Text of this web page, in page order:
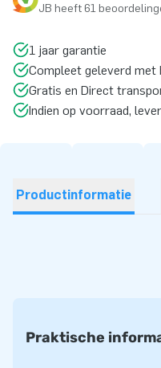
JB heeft 61
1 jaar garantie
Compleet geleverd met
Gratis en Direct
Indien op voorraad,
Productinformatie
Praktische